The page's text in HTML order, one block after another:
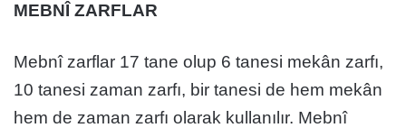
MEBNÎ ZARFLAR
Mebnî zarflar 17 tane olup 6 tanesi mekân zarfı,
10 tanesi zaman zarfı, bir tanesi de hem mekân
hem de zaman zarfı olarak kullanılır. Mebnî